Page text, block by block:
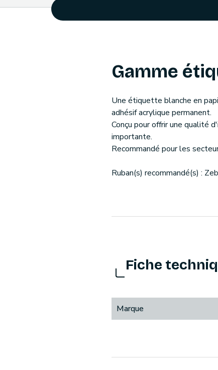
Gamme
Une étiquette blanche en
adhésif acrylique permanent.
Conçu pour offrir une qualité
importante.
Recommandé pour les
Ruban(s) recommandé(s) :
Fiche
Marque